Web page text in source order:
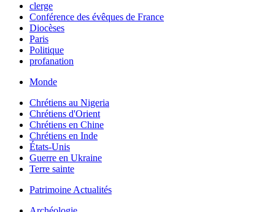
clerge
Conférence des évêques de France
Diocèses
Paris
Politique
profanation
Monde
Chrétiens au Nigeria
Chrétiens d'Orient
Chrétiens en Chine
Chrétiens en Inde
États-Unis
Guerre en Ukraine
Terre sainte
Patrimoine Actualités